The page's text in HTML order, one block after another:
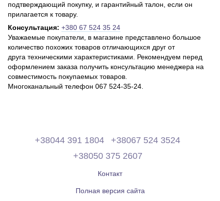
подтверждающий покупку, и гарантийный талон, если он
прилагается к товару.
Консультация: +380 67 524 35 24
Уважаемые покупатели, в магазине представлено большое
количество похожих товаров отличающихся друг от
друга техническими характеристиками. Рекомендуем перед
оформлением заказа получить консультацию менеджера на
совместимость покупаемых товаров.
Многоканальный телефон 067 524-35-24.
+38044 391 1804
+38067 524 3524
+38050 375 2607
Контакт
Полная версия сайта